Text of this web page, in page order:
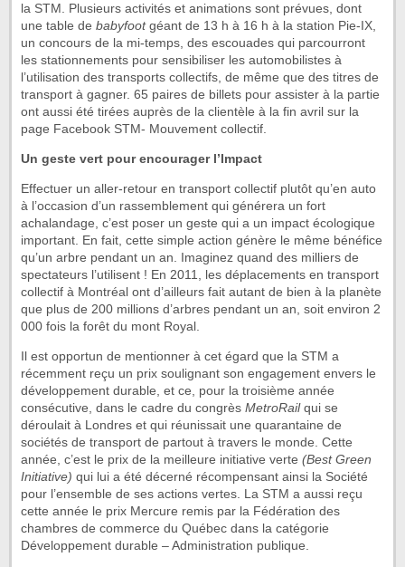
la STM. Plusieurs activités et animations sont prévues, dont
une table de babyfootgéant de 13 h à 16 h à la station Pie-IX,
un concours de la mi-temps, des escouades qui parcourront
les stationnements pour sensibiliser les automobilistes à
l’utilisation des transports collectifs, de même que des titres de
transport à gagner. 65 paires de billets pour assister à la partie
ont aussi été tirées auprès de la clientèle à la fin avril sur la
page Facebook STM- Mouvement collectif.
Un geste vert pour encourager l’Impact
Effectuer un aller-retour en transport collectif plutôt qu’en auto
à l’occasion d’un rassemblement qui générera un fort
achalandage, c’est poser un geste qui a un impact écologique
important. En fait, cette simple action génère le même bénéfice
qu’un arbre pendant un an. Imaginez quand des milliers de
spectateurs l’utilisent ! En 2011, les déplacements en transport
collectif à Montréal ont d’ailleurs fait autant de bien à la planète
que plus de 200 millions d’arbres pendant un an, soit environ 2
000 fois la forêt du mont Royal.
Il est opportun de mentionner à cet égard que la STM a
récemment reçu un prix soulignant son engagement envers le
développement durable, et ce, pour la troisième année
consécutive, dans le cadre du congrès MetroRailqui se
déroulait à Londres et qui réunissait une quarantaine de
sociétés de transport de partout à travers le monde. Cette
année, c’est le prix de la meilleure initiative verte (Best Green
Initiative) qui lui a été décerné récompensant ainsi la Société
pour l’ensemble de ses actions vertes. La STM a aussi reçu
cette année le prix Mercure remis par la Fédération des
chambres de commerce du Québec dans la catégorie
Développement durable – Administration publique.